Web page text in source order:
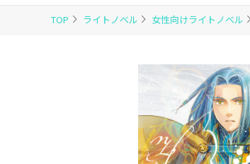
TOP ライトノベル 女性向けライトノベル